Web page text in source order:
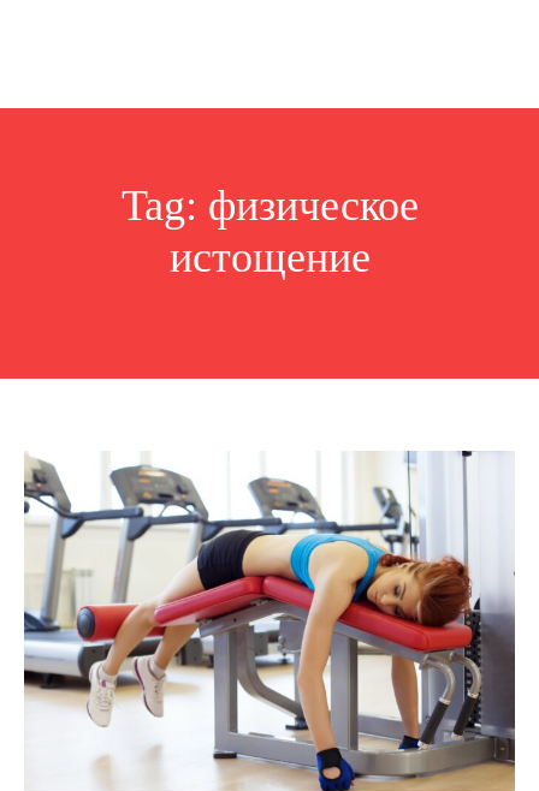
Tag: физическое
истощение